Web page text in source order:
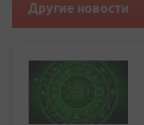
Другие новости